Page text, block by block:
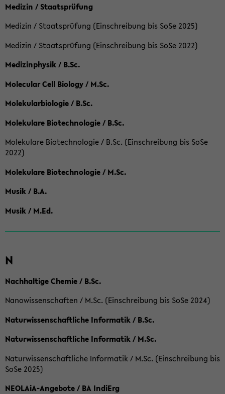
Medizin / Staatsprüfung
Medizin / Staatsprüfung (Einschreibung bis SoSe 2025)
Medizin / Staatsprüfung (Einschreibung bis SoSe 2022)
Medizinphysik / B.Sc.
Molecular Cell Biology / M.Sc.
Molekularbiologie / B.Sc.
Molekulare Biotechnologie / B.Sc.
Molekulare Biotechnologie / B.Sc. (Einschreibung bis SoSe
2022)
Molekulare Biotechnologie / M.Sc.
Musik / B.A.
Musik / M.Ed.
N
Nachhaltige Chemie / B.Sc.
Nanowissenschaften / M.Sc. (Einschreibung bis SoSe 2024)
Naturwissenschaftliche Informatik / B.Sc.
Naturwissenschaftliche Informatik / M.Sc.
Naturwissenschaftliche Informatik / M.Sc. (Einschreibung bis
SoSe 2025)
NEOLAiA-Angebote / BA IndiErg